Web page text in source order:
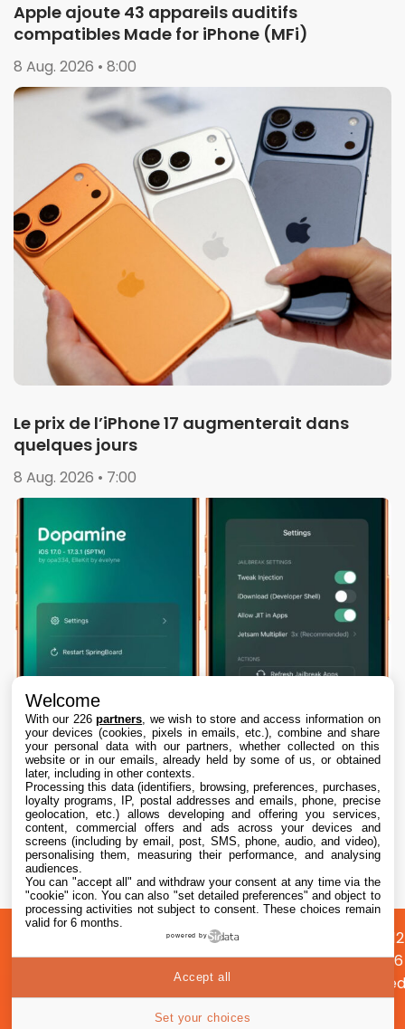
Apple ajoute 43 appareils auditifs
compatibles Made for iPhone (MFi)
8 Aug. 2026 • 8:00
Le prix de l’iPhone 17 augmenterait dans
quelques jours
8 Aug. 2026 • 7:00
Dopamine 3, le jailbreak pour iOS 26 sur
iPhone, est disponible
7 Aug. 2026 • 22:44
propos
Préférences
cookies
Confidentialité
©
2026
|
Welcome
With our 226partners , we wish to store and access information on
your devices (cookies, pixels in emails, etc.), combine and share
your personal data with our partners, whether collected on this
website or in our emails, already held by some of us, or obtained
later, including in other contexts.
Processing this data (identifiers, browsing, preferences, purchases,
loyalty programs, IP, postal addresses and emails, phone, precise
geolocation, etc.) allows developing and offering you services,
content, commercial offers and ads across your devices and
screens (including by email, post, SMS, phone, audio, and video),
personalising them, measuring their performance, and analysing
audiences.
You can "accept all" and withdraw your consent at any time via the
"cookie" icon. You can also "set detailed preferences" and object to
processing activities not subject to consent. These choices remain
valid for 6 months.
powered by
Set your choices
Accept all